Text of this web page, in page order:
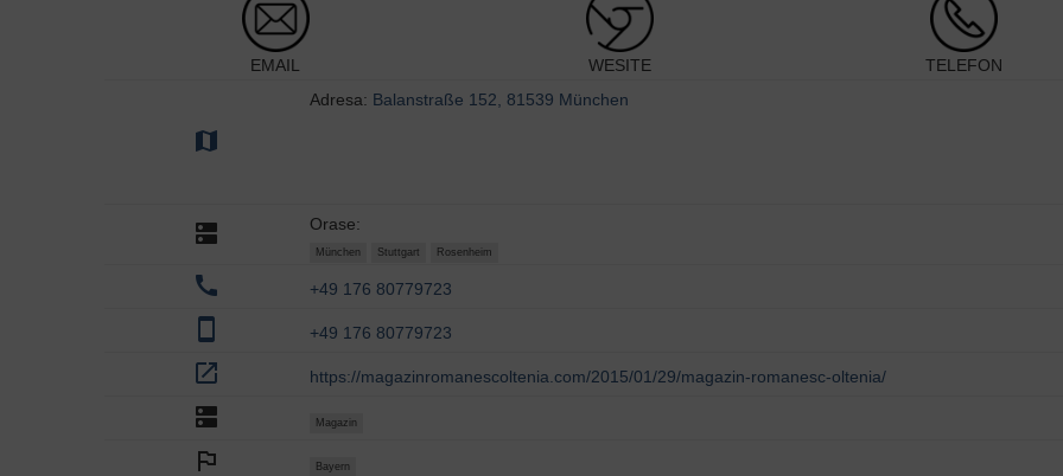
EMAIL WESITE TELEFON
map
Adresa: Balanstraße 152, 81539 München
dns Orase:
München Stuttgart Rosenheim
call +49 176 80779723
smartphone +49 176 80779723
open_in_new https://magazinromanescoltenia.com/2015/01/29/magazin-romanesc-oltenia/
dns Magazin
outlined_flag Bayern